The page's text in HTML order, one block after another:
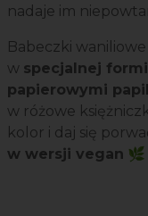
nadaje im
Babeczki
w specjalnej
papierowymi
w różowe
kolor i daj się
w wersji vegan 🌿